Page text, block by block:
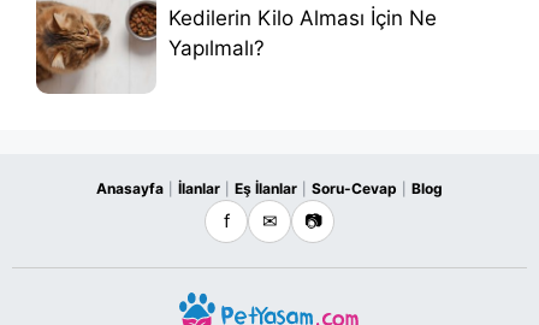
Kedilerin Kilo Alması İçin Ne
Yapılmalı?
Anasayfa İlanlar Eş İlanlar Soru-Cevap Blog
f ✉ 📷